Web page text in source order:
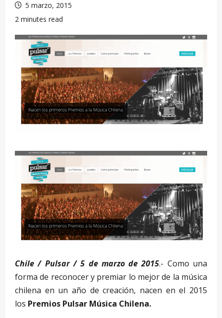
5 marzo, 2015
2 minutes read
Chile / Pulsar / 5 de marzo de 2015.- Como una
forma de reconocer y premiar lo mejor de la música
chilena en un año de creación, nacen en el 2015
los Premios Pulsar Música Chilena.